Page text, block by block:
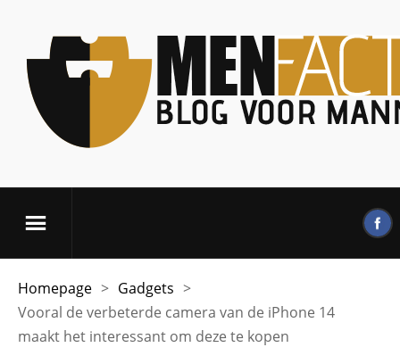
Homepage > Gadgets >
Vooral de verbeterde camera van de iPhone 14
maakt het interessant om deze te kopen